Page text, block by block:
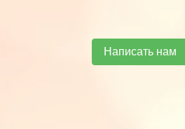
Написать нам